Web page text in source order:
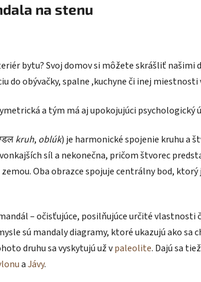
na stenu
bytu? Svoj domov si môžete skrášliť našimi
do obývačky, spalne ,kuchyne či inej
a tým má aj upokojujúci psychologický
kruh, oblúk) je harmonické spojenie kruhu a
síl a nekonečna, pričom štvorec
Oba obrazce spojuje centrálny bod,
– očisťujúce, posilňujúce určité
sú mandaly diagramy, ktoré ukazujú ako sa
druhu sa vyskytujú už vpaleolite. Dajú sa
aJávy.